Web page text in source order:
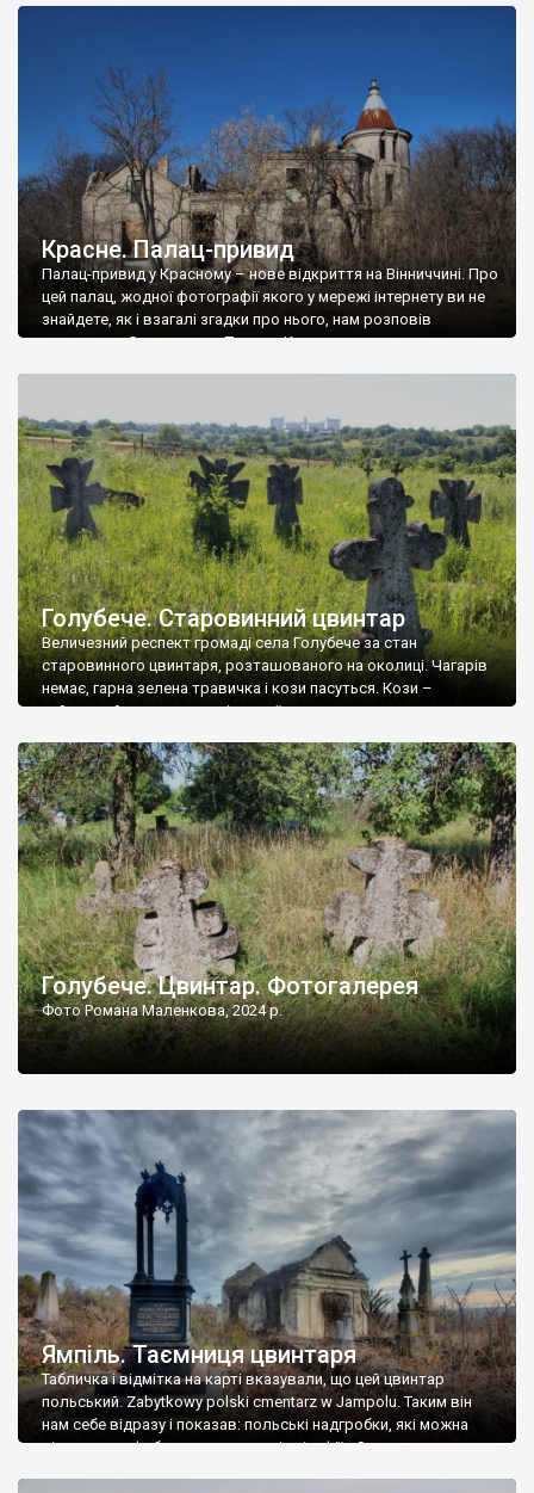
Красне. Палац-привид
Палац-привид у Красному – нове відкриття на Вінниччині. Про
цей палац, жодної фотографії якого у мережі інтернету ви не
знайдете, як і взагалі згадки про нього, нам розповів
мешканець Самгородка. Палац у Красному вразив не лише
Голубече. Старовинний цвинтар
Величезний респект громаді села Голубече за стан
старовинного цвинтаря, розташованого на околиці. Чагарів
немає, гарна зелена травичка і кози пасуться. Кози –
найкращий регулятор шкідливої, для старих кладовищ,
бруньками, кози ті бруньки обгризають, бо то улюблений
делікатес. На цвинтарі у Голубечому ціла колекція
різноманітних форм хрестів. Село відносно невелике, […]
Голубече. Цвинтар. Фотогалерея
Фото Романа Маленкова, 2024 р.
Ямпіль. Таємниця цвинтаря
Табличка і відмітка на карті вказували, що цей цвинтар
польський. Zabytkowy polski cmentarz w Jampolu. Таким він
нам себе відразу і показав: польські надгробки, які можна
віднести до фабричних, польські епітафії… Загалом цвинтар